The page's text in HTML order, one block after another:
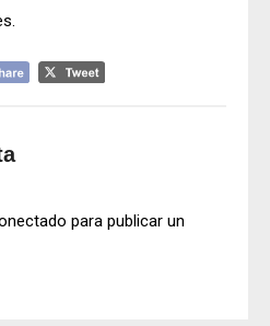
para publicar un